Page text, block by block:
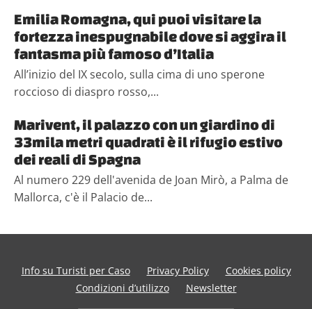
Emilia Romagna, qui puoi visitare la
fortezza inespugnabile dove si aggira il
fantasma più famoso d’Italia
All’inizio del IX secolo, sulla cima di uno sperone
roccioso di diaspro rosso,...
Marivent, il palazzo con un giardino di
33mila metri quadrati è il rifugio estivo
dei reali di Spagna
Al numero 229 dell'avenida de Joan Mirò, a Palma de
Mallorca, c'è il Palacio de...
Info su Turisti per Caso Privacy Policy
Cookies policy
Condizioni d’utilizzo
Newsletter